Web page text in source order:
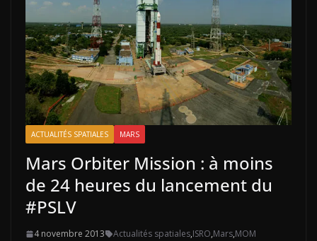
ACTUALITÉS SPATIALES MARS
Mars Orbiter Mission : à moins
de 24 heures du lancement du
#PSLV
4 novembre 2013 Actualités spatiales,ISRO,Mars,MOM